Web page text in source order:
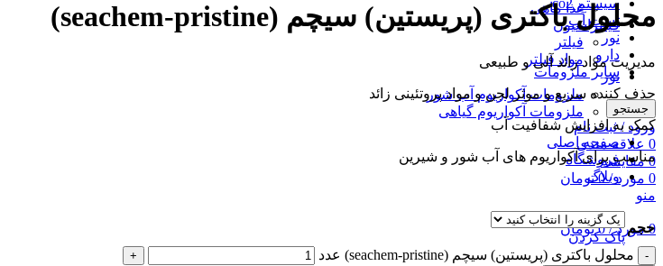
غذا ماهی
فیلتراسیون
فیلتر
مواد فیلتر
نور
جستجو
ورود / ثبت نام
0 علاقه مندی
0 مقايسه
0 مورد /
0 تومان
منو
0 مورد /
0 تومان
سیستم co2
تست آب
نور
دارو
سایر ملزومات
ملزومات آکواریوم آب شور
ملزومات آکواریوم گیاهی
صفحه اصلی
فروشگاه
وبلاگ
محلول باکتری (پریستین) سیچم (seachem-pristine)
مدیریت مواد زائد آلی و طبیعی
حذف کننده سریع و موثر لجن و مواد پروتئینی زائد
کمک به افزایش شفافیت آب
مناسب برای آکواریوم های آب شور و شیرین
حجم
پاک کردن
محلول باکتری (پریستین) سیچم (seachem-pristine) عدد